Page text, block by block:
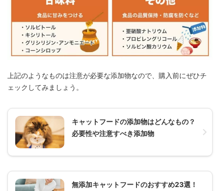
上記のようなものは注意が必要な添加物なので、購入前にぜひチ
ェックしてみましょう。
キャットフードの添加物はどんなもの？
必要性や注意すべき添加物
無添加キャットフードのおすすめ23選！